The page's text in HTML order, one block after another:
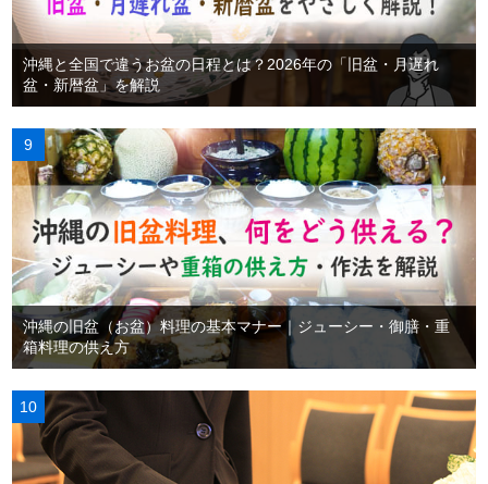
沖縄と全国で違うお盆の日程とは？2026年の「旧盆・月遅れ
盆・新暦盆」を解説
沖縄の旧盆（お盆）料理の基本マナー｜ジューシー・御膳・重
箱料理の供え方